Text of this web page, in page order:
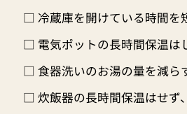
□ 冷蔵庫を開けている時間を
□ 電気ポットの長時間保温は
□ 食器洗いのお湯の量を減ら
□ 炊飯器の長時間保温はせず